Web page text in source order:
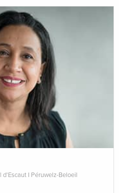
d'Escaut I Péruwelz-Beloeil